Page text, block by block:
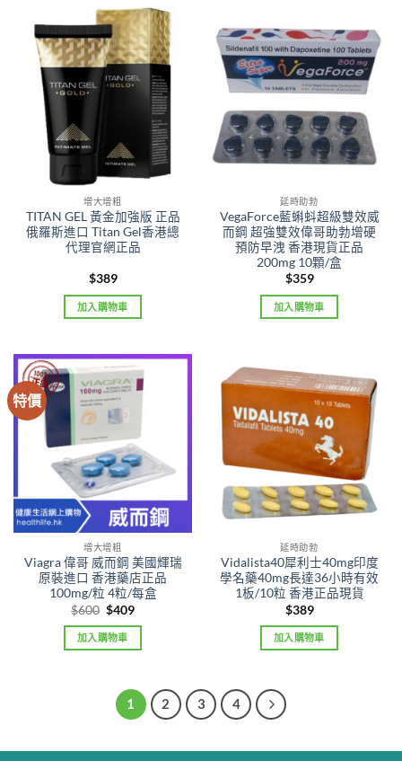
增大增粗
TITAN GEL 黃金加強版 正品
俄羅斯進口 Titan Gel香港總
代理官網正品
$389
加入購物車
延時助勃
VegaForce藍蝌蚪超級雙效威
而鋼 超強雙效偉哥助勃增硬
預防早洩 香港現貨正品
200mg 10顆/盒
$359
加入購物車
特價
增大增粗
Viagra 偉哥 威而鋼 美國輝瑞
原裝進口 香港藥店正品
100mg/粒 4粒/每盒
$600 Original
price
was:
$600.
$409Current
is:
加入購物車
延時助勃
Vidalista40犀利士40mg印度
學名藥40mg長達36小時有效
1板/10粒 香港正品現貨
$389
加入購物車
1 2 3 4